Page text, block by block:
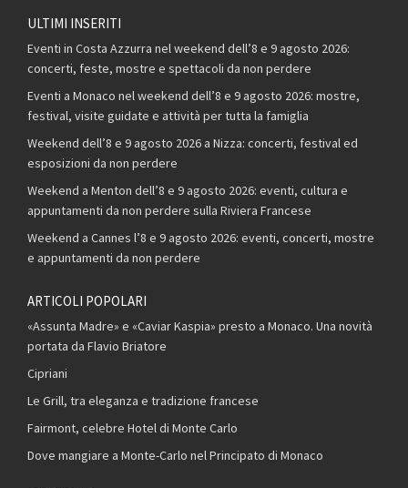
ULTIMI INSERITI
Eventi in Costa Azzurra nel weekend dell’8 e 9 agosto 2026:
concerti, feste, mostre e spettacoli da non perdere
Eventi a Monaco nel weekend dell’8 e 9 agosto 2026: mostre,
festival, visite guidate e attività per tutta la famiglia
Weekend dell’8 e 9 agosto 2026 a Nizza: concerti, festival ed
esposizioni da non perdere
Weekend a Menton dell’8 e 9 agosto 2026: eventi, cultura e
appuntamenti da non perdere sulla Riviera Francese
Weekend a Cannes l’8 e 9 agosto 2026: eventi, concerti, mostre
e appuntamenti da non perdere
ARTICOLI POPOLARI
«Assunta Madre» e «Caviar Kaspia» presto a Monaco. Una novità
portata da Flavio Briatore
Cipriani
Le Grill, tra eleganza e tradizione francese
Fairmont, celebre Hotel di Monte Carlo
Dove mangiare a Monte-Carlo nel Principato di Monaco